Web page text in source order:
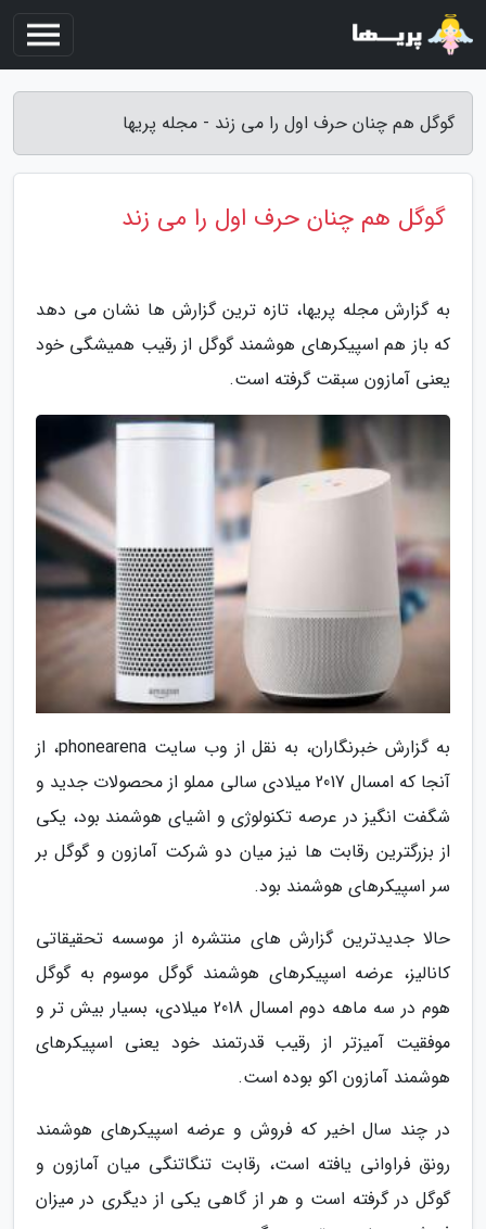
گوگل هم چنان حرف اول را می زند - مجله پریها
گوگل هم چنان حرف اول را می زند
به گزارش مجله پریها، تازه ترین گزارش ها نشان می دهد
که باز هم اسپیکرهای هوشمند گوگل از رقیب همیشگی خود
یعنی آمازون سبقت گرفته است.
به گزارش خبرنگاران، به نقل از وب سایت phonearena، از
آنجا که امسال 2017 میلادی سالی مملو از محصولات جدید و
شگفت انگیز در عرصه تکنولوژی و اشیای هوشمند بود، یکی
از بزرگترین رقابت ها نیز میان دو شرکت آمازون و گوگل بر
سر اسپیکرهای هوشمند بود.
حالا جدیدترین گزارش های منتشره از موسسه تحقیقاتی
کانالیز، عرضه اسپیکرهای هوشمند گوگل موسوم به گوگل
هوم در سه ماهه دوم امسال 2018 میلادی، بسیار بیش تر و
موفقیت آمیزتر از رقیب قدرتمند خود یعنی اسپیکرهای
هوشمند آمازون اکو بوده است.
در چند سال اخیر که فروش و عرضه اسپیکرهای هوشمند
رونق فراوانی یافته است، رقابت تنگاتنگی میان آمازون و
گوگل در گرفته است و هر از گاهی یکی از دیگری در میزان